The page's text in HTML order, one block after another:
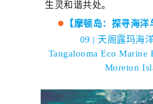
生灵和谐共处。
● 【摩顿岛：探寻海洋
09 | 天阁露玛海
Tangalooma Eco Marine
Moreton